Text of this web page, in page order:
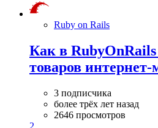
Ruby on Rails
Как в
товаров интернет-
3 подписчика
более трёх лет назад
2646 просмотров
2